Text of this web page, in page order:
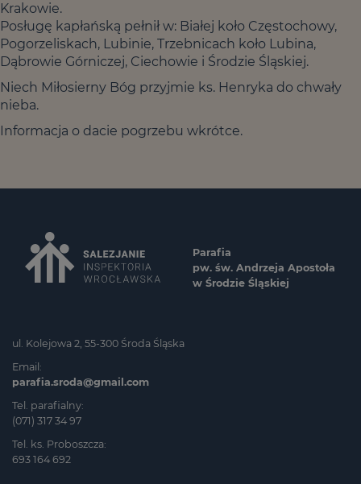
Krakowie.
Posługę kapłańską pełnił w: Białej koło Częstochowy,
Pogorzeliskach, Lubinie, Trzebnicach koło Lubina,
Dąbrowie Górniczej, Ciechowie i Środzie Śląskiej.
Niech Miłosierny Bóg przyjmie ks. Henryka do chwały
nieba.
Informacja o dacie pogrzebu wkrótce.
Parafia
pw. św. Andrzeja Apostoła
w Środzie Śląskiej
ul. Kolejowa 2, 55-300 Środa Śląska
Email:
parafia.sroda@gmail.com
Tel. parafialny:
(071) 317 34 97
Tel. ks. Proboszcza:
693 164 692